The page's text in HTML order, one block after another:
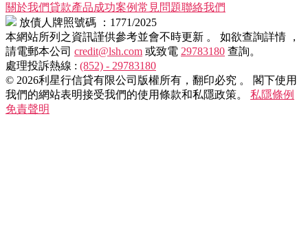
關於我們貸款產品成功案例常見問題聯絡我們
放債人牌照號碼 ：1771/2025
本網站所列之資訊謹供參考並會不時更新 。
如欲查詢詳情 ，
請電郵本公司 credit@lsh.com 或致電 29783180 查詢。
處理投訴熱線 : (852) - 29783180
© 2026利星行信貸有限公司版權所有，翻印必究 。
閣下使用
我們的網站表明接受我們的使用條款和私隱政策。
私隱條例
免責聲明